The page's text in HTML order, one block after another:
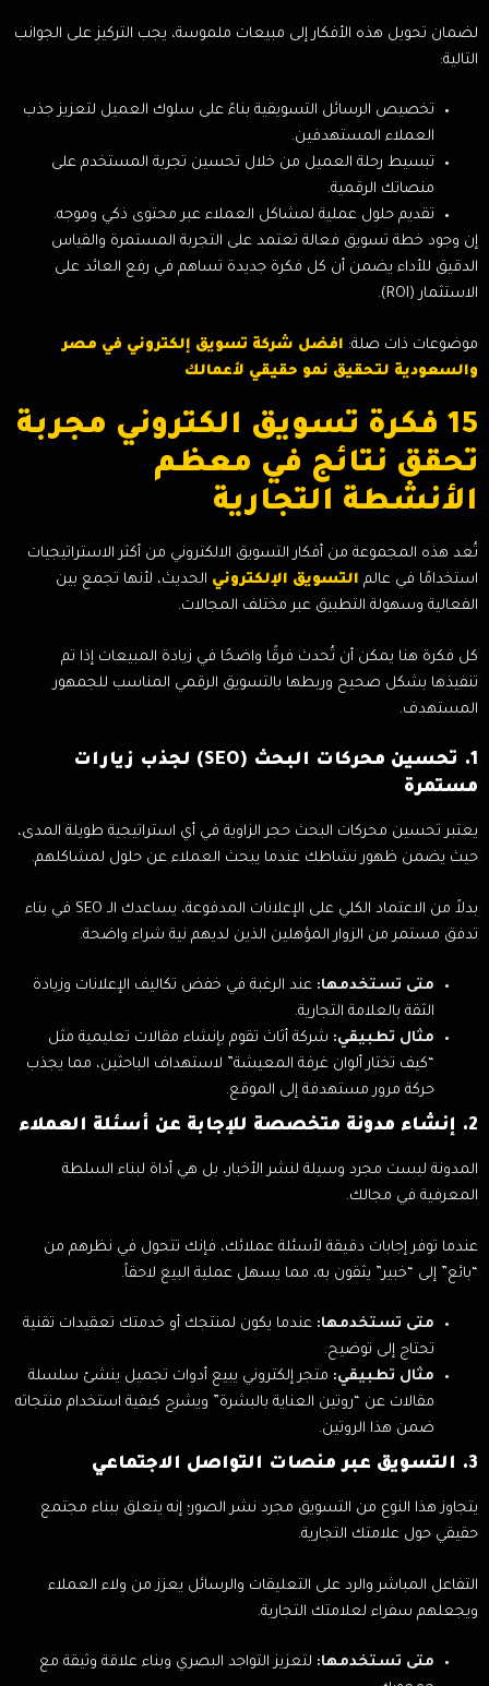
لضمان تحويل هذه الأفكار إلى مبيعات ملموسة، يجب التركيز على الجوانب
التالية:
تخصيص الرسائل التسويقية بناءً على سلوك العميل لتعزيز جذب
العملاء المستهدفين.
تبسيط رحلة العميل من خلال تحسين تجربة المستخدم على
منصاتك الرقمية.
تقديم حلول عملية لمشاكل العملاء عبر محتوى ذكي وموجه.
إن وجود خطة تسويق فعالة تعتمد على التجربة المستمرة والقياس
الدقيق للأداء يضمن أن كل فكرة جديدة تساهم في رفع العائد على
الاستثمار (ROI).
موضوعات ذات صلة: افضل شركة تسويق إلكتروني في مصر
والسعودية لتحقيق نمو حقيقي لأعمالك
15 فكرة تسويق الكتروني مجربة
تحقق نتائج في معظم
الأنشطة التجارية
تُعد هذه المجموعة من أفكار التسويق الالكتروني من أكثر الاستراتيجيات
استخدامًا في عالم التسويق الإلكتروني الحديث، لأنها تجمع بين
الفعالية وسهولة التطبيق عبر مختلف المجالات.
كل فكرة هنا يمكن أن تُحدث فرقًا واضحًا في زيادة المبيعات إذا تم
تنفيذها بشكل صحيح وربطها بالتسويق الرقمي المناسب للجمهور
المستهدف.
1. تحسين محركات البحث (SEO) لجذب زيارات
مستمرة
يعتبر تحسين محركات البحث حجر الزاوية في أي استراتيجية طويلة المدى،
حيث يضمن ظهور نشاطك عندما يبحث العملاء عن حلول لمشاكلهم.
بدلاً من الاعتماد الكلي على الإعلانات المدفوعة، يساعدك الـ SEO في بناء
تدفق مستمر من الزوار المؤهلين الذين لديهم نية شراء واضحة.
متى تستخدمها: عند الرغبة في خفض تكاليف الإعلانات وزيادة
الثقة بالعلامة التجارية.
مثال تطبيقي: شركة أثاث تقوم بإنشاء مقالات تعليمية مثل
“كيف تختار ألوان غرفة المعيشة” لاستهداف الباحثين، مما يجذب
حركة مرور مستهدفة إلى الموقع.
2. إنشاء مدونة متخصصة للإجابة عن أسئلة العملاء
المدونة ليست مجرد وسيلة لنشر الأخبار، بل هي أداة لبناء السلطة
المعرفية في مجالك.
عندما توفر إجابات دقيقة لأسئلة عملائك، فإنك تتحول في نظرهم من
“بائع” إلى “خبير” يثقون به، مما يسهل عملية البيع لاحقاً.
متى تستخدمها: عندما يكون لمنتجك أو خدمتك تعقيدات تقنية
تحتاج إلى توضيح.
مثال تطبيقي: متجر إلكتروني يبيع أدوات تجميل ينشئ سلسلة
مقالات عن “روتين العناية بالبشرة” ويشرح كيفية استخدام منتجاته
ضمن هذا الروتين.
3. التسويق عبر منصات التواصل الاجتماعي
يتجاوز هذا النوع من التسويق مجرد نشر الصور؛ إنه يتعلق ببناء مجتمع
حقيقي حول علامتك التجارية.
التفاعل المباشر والرد على التعليقات والرسائل يعزز من ولاء العملاء
ويجعلهم سفراء لعلامتك التجارية.
متى تستخدمها: لتعزيز التواجد البصري وبناء علاقة وثيقة مع